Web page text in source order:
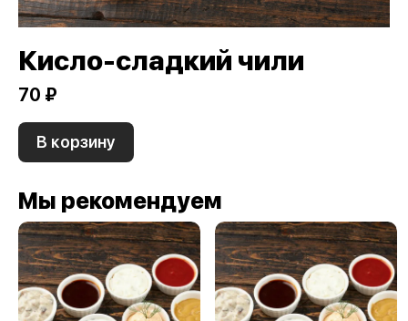
Кисло-сладкий чили
70 ₽
В корзину
Мы рекомендуем